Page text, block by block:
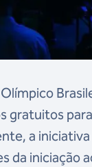
gratuitos
a
da iniciação